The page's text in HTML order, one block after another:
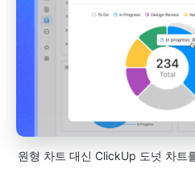
원형 차트 대신 ClickUp 도넛 차트